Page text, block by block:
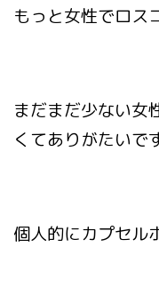
もっと女性でロス
まだまだ少ない女
くてありがたいで
個人的にカプセル